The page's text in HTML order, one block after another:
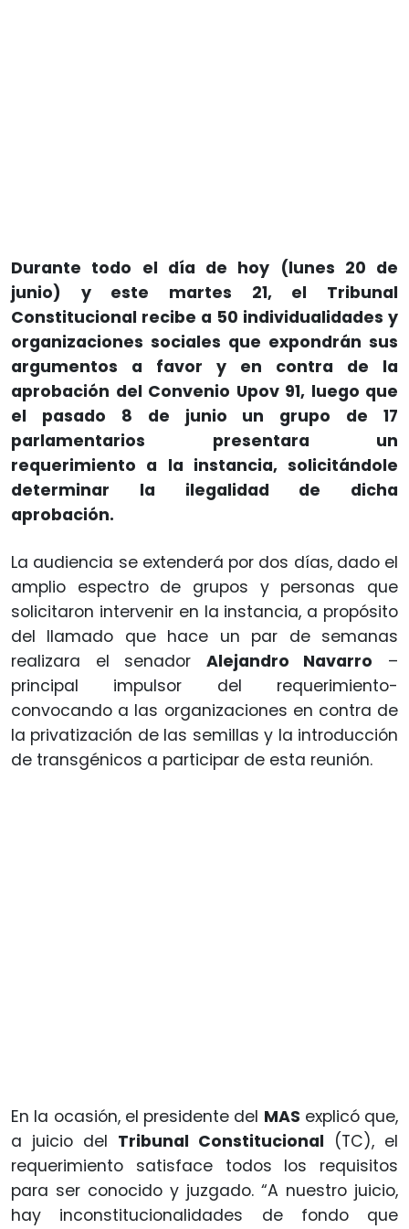
Durante todo el día de hoy (lunes 20 de
junio) y este martes 21, el Tribunal
Constitucional recibe a 50 individualidades y
organizaciones sociales que expondrán sus
argumentos a favor y en contra de la
aprobación del Convenio Upov 91, luego que
el pasado 8 de junio un grupo de 17
parlamentarios presentara un
requerimiento a la instancia, solicitándole
determinar la ilegalidad de dicha
aprobación.
La audiencia se extenderá por dos días, dado el
amplio espectro de grupos y personas que
solicitaron intervenir en la instancia, a propósito
del llamado que hace un par de semanas
realizara el senador Alejandro Navarro –
principal impulsor del requerimiento-
convocando a las organizaciones en contra de
la privatización de las semillas y la introducción
de transgénicos a participar de esta reunión.
En la ocasión, el presidente del MAS explicó que,
a juicio del Tribunal Constitucional (TC), el
requerimiento satisface todos los requisitos
para ser conocido y juzgado. “A nuestro juicio,
hay inconstitucionalidades de fondo que